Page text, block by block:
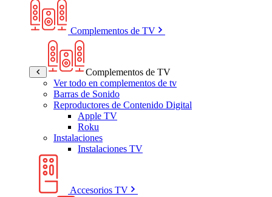
Complementos de TV
Complementos de TV
Ver todo en complementos de tv
Barras de Sonido
Reproductores de Contenido Digital
Apple TV
Roku
Instalaciones
Instalaciones TV
Accesorios TV